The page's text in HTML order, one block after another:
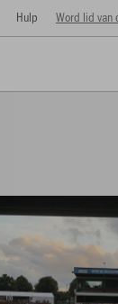
Hulp Word lid van